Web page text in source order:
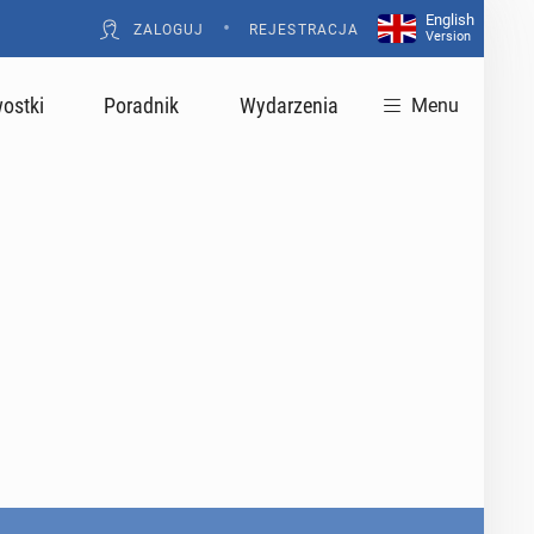
ZALOGUJ • REJESTRACJA
English
Version
Poradnik Wydarzenia Menu